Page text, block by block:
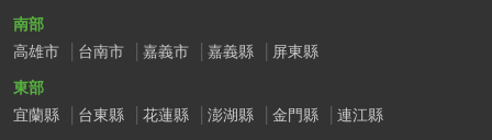
南部
高雄市
台南市 嘉義市 嘉義縣
屏東縣
東部
宜蘭縣
台東縣 花蓮縣 澎湖縣 金門縣 連江縣